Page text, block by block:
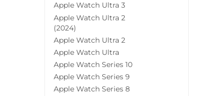
Apple Watch Ultra 3
Apple Watch Ultra 2
(2024)
Apple Watch Ultra 2
Apple Watch Ultra
Apple Watch Series 10
Apple Watch Series 9
Apple Watch Series 8